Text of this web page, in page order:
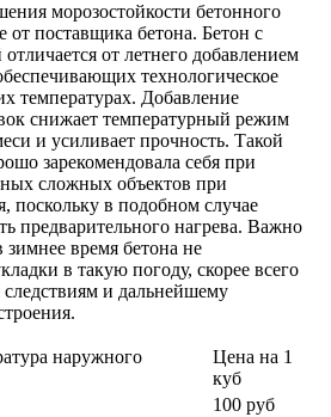
морозостойкости бетонного
от поставщика бетона. Бетон с
от летнего добавлением
технологическое
температурах. Добавление
снижает температурный режим
и усиливает прочность. Такой
зарекомендовала себя при
сложных объектов при
поскольку в подобном случае
предварительного нагрева. Важно
зимнее время бетона не
в такую погоду, скорее всего
и дальнейшему
наружного
Цена на 1
куб
100 руб